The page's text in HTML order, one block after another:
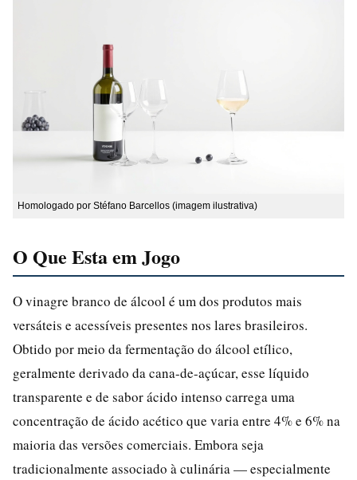
Homologado por Stéfano Barcellos (imagem ilustrativa)
O Que Esta em Jogo
O vinagre branco de álcool é um dos produtos mais
versáteis e acessíveis presentes nos lares brasileiros.
Obtido por meio da fermentação do álcool etílico,
geralmente derivado da cana-de-açúcar, esse líquido
transparente e de sabor ácido intenso carrega uma
concentração de ácido acético que varia entre 4% e 6% na
maioria das versões comerciais. Embora seja
tradicionalmente associado à culinária — especialmente